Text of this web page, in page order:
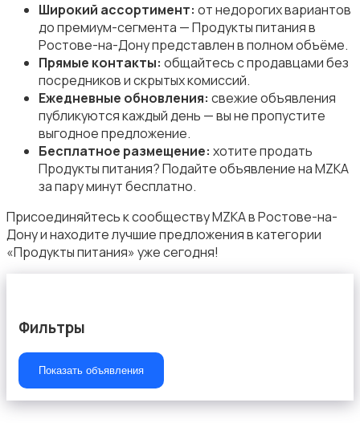
Организация праздников
Фото- и видеосъемка
Изготовление на заказ
Продукты питания
Широкий ассортимент: от недорогих вариантов
до премиум-сегмента — Продукты питания в
Ростове-на-Дону представлен в полном объёме.
Прямые контакты: общайтесь с продавцами без
посредников и скрытых комиссий.
Ежедневные обновления: свежие объявления
публикуются каждый день — вы не пропустите
выгодное предложение.
Бесплатное размещение: хотите продать
Продукты питания? Подайте объявление на MZKA
за пару минут бесплатно.
Присоединяйтесь к сообществу MZKA в Ростове-на-
Дону и находите лучшие предложения в категории
«Продукты питания» уже сегодня!
Фильтры
Показать объявления